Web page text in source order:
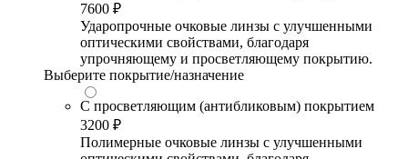
7600 ₽
Ударопрочные очковые линзы с улучшенными
оптическими свойствами, благодаря
упрочняющему и просветляющему покрытию.
Выберите покрытие/назначение
С просветляющим (антибликовым) покрытием
3200 ₽
Полимерные очковые линзы с улучшенными